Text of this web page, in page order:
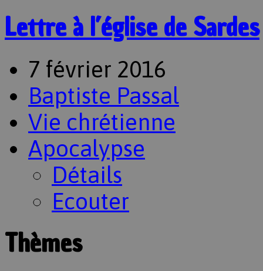
Lettre à l’église de Sardes
7 février 2016
Baptiste Passal
Vie chrétienne
Apocalypse
Détails
Ecouter
Thèmes